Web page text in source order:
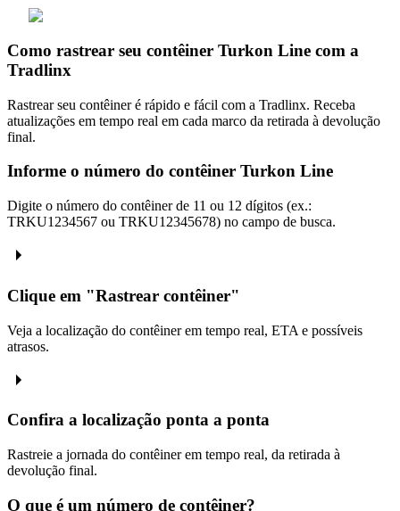
Como rastrear seu contêiner Turkon Line com a
Tradlinx
Rastrear seu contêiner é rápido e fácil com a Tradlinx. Receba
atualizações em tempo real em cada marco da retirada à devolução
final.
Informe o número do contêiner Turkon Line
Digite o número do contêiner de 11 ou 12 dígitos (ex.:
TRKU1234567 ou TRKU12345678) no campo de busca.
Clique em "Rastrear contêiner"
Veja a localização do contêiner em tempo real, ETA e possíveis
atrasos.
Confira a localização ponta a ponta
Rastreie a jornada do contêiner em tempo real, da retirada à
devolução final.
O que é um número de contêiner?